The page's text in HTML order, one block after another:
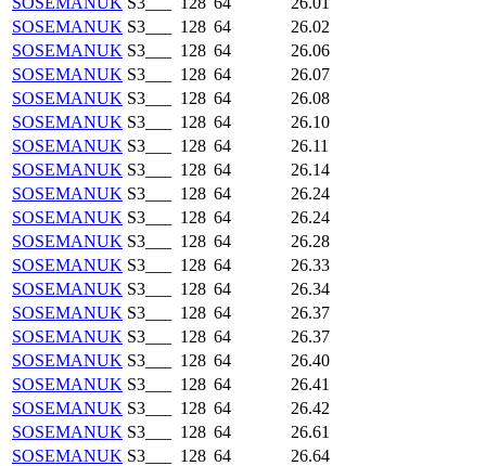
SOSEMANUK S3___ 128 64
26.02
SOSEMANUK S3___ 128 64
26.06
SOSEMANUK S3___ 128 64
26.07
SOSEMANUK S3___ 128 64
26.08
SOSEMANUK S3___ 128 64
26.10
SOSEMANUK S3___ 128 64
26.11
SOSEMANUK S3___ 128 64
26.14
SOSEMANUK S3___ 128 64
26.24
SOSEMANUK S3___ 128 64
26.24
SOSEMANUK S3___ 128 64
26.28
SOSEMANUK S3___ 128 64
26.33
SOSEMANUK S3___ 128 64
26.34
SOSEMANUK S3___ 128 64
26.37
SOSEMANUK S3___ 128 64
26.37
SOSEMANUK S3___ 128 64
26.40
SOSEMANUK S3___ 128 64
26.41
SOSEMANUK S3___ 128 64
26.42
SOSEMANUK S3___ 128 64
26.61
SOSEMANUK S3___ 128 64
26.64